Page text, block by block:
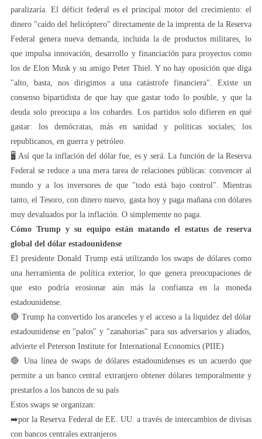
paralizaría. El déficit federal es el principal motor del crecimiento: el
dinero "caído del helicóptero" directamente de la imprenta de la Reserva
Federal genera nueva demanda, incluida la de productos militares, lo
que impulsa innovación, desarrollo y financiación para proyectos como
los de Elon Musk y su amigo Peter Thiel. Y no hay oposición que diga
"alto, basta, nos dirigimos a una catástrofe financiera". Existe un
consenso bipartidista de que hay que gastar todo lo posible, y que la
deuda solo preocupa a los cobardes. Los partidos solo difieren en qué
gastar: los demócratas, más en sanidad y políticas sociales; los
republicanos, en guerra y petróleo.
🖥 Así que la inflación del dólar fue, es y será. La función de la Reserva
Federal se reduce a una mera tarea de relaciones públicas: convencer al
mundo y a los inversores de que "todo está bajo control". Mientras
tanto, el Tesoro, con dinero nuevo, gasta hoy y paga mañana con dólares
muy devaluados por la inflación. O simplemente no paga.
Cómo Trump y su equipo están matando el estatus de reserva
global del dólar estadounidense
El presidente Donald Trump está utilizando los swaps de dólares como
una herramienta de política exterior, lo que genera preocupaciones de
que esto podría erosionar aún más la confianza en la moneda
estadounidense.
🔴 Trump ha convertido los aranceles y el acceso a la liquidez del dólar
estadounidense en "palos" y "zanahorias" para sus adversarios y aliados,
advierte el Peterson Institute for International Economics (PIIE)
🔴 Una línea de swaps de dólares estadounidenses es un acuerdo que
permite a un banco central extranjero obtener dólares temporalmente y
prestarlos a los bancos de su país
Estos swaps se organizan:
➡️por la Reserva Federal de EE. UU. a través de intercambios de divisas
con bancos centrales extranjeros